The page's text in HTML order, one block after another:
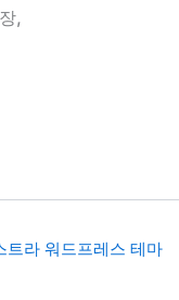
,
트라 워드프레스 테마